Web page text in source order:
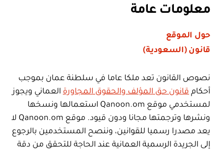
معلومات عامة
حول الموقع
قانون (السعودية)
نصوص القانون تعد ملكا عاما في سلطنة عمان بموجب
أحكام قانون حق المؤلف والحقوق المجاورة العماني ويجوز
لمستخدمي موقع Qanoon.om استعمالها ونسخها
ونشرها وترجمتها مجانا ودون قيود. موقع Qanoon.om لا
يعد مصدرا رسميا للقوانين، وننصح المستخدمين بالرجوع
إلى الجريدة الرسمية العمانية عند الحاجة للتحقق من دقة